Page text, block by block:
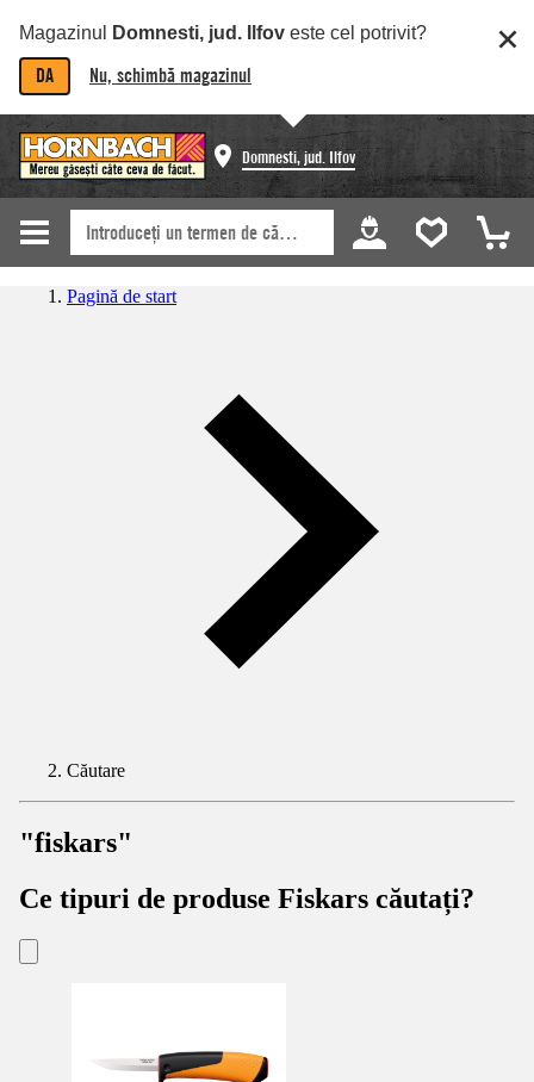
Magazinul Domnesti, jud. Ilfov este cel potrivit?
DA Nu, schimbă magazinul
Domnesti, jud. Ilfov
Pagină de start
Căutare
"fiskars"
Ce tipuri de produse Fiskars căutați?